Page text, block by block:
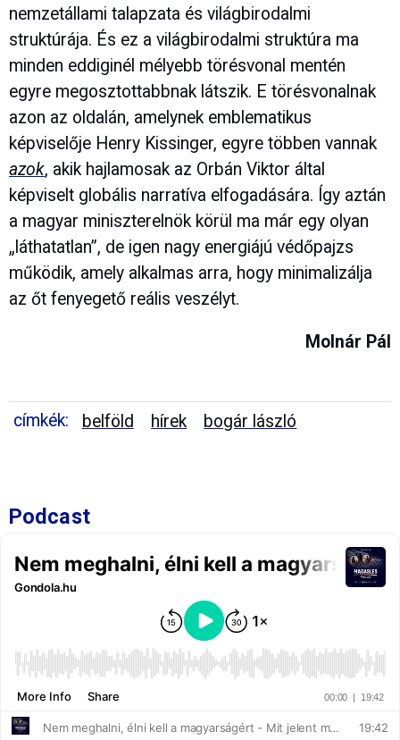
nemzetállami talapzata és világbirodalmi
struktúrája. És ez a világbirodalmi struktúra ma
minden eddiginél mélyebb törésvonal mentén
egyre megosztottabbnak látszik. E törésvonalnak
azon az oldalán, amelynek emblematikus
képviselője Henry Kissinger, egyre többen vannak
azok, akik hajlamosak az Orbán Viktor által
képviselt globális narratíva elfogadására. Így aztán
a magyar miniszterelnök körül ma már egy olyan
„láthatatlan”, de igen nagy energiájú védőpajzs
működik, amely alkalmas arra, hogy minimalizálja
az őt fenyegető reális veszélyt.
Molnár Pál
címkék: belföld hírek bogár lászló
Podcast